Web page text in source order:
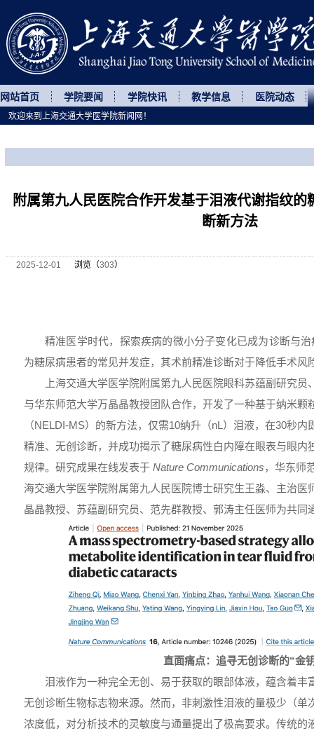
网站首页 学院要闻 学院快讯 教学信息 医院动态
附属第九人民医院合作开发基于泪液代谢指纹的
断新方法
2025-12-01 浏览（303）
精准医学时代，探索疾病的微小分子变化已成为诊断与
为糖尿病患者的常见并发症，其术前精准诊断对于降低手术风
上海交通大学医学院附属第九人民医院眼科苏蕴副研究
与华东师范大学万晶晶教授团队合作，开发了一种基于纳米颗
（NELDI-MS）的新方法，仅需10纳升（nL）泪液，在30秒
精准、无创诊断，并成功揭示了糖尿病性白内障在眼表与眼内
规律。研究成果在线发表于 Nature Communications，华东师
海交通大学医学院附属第九人民医院博士研究生王淼、主治医
晶晶教授、苏蕴副研究员、范先群教授、郭涛主任医师为共同
直面痛点：追寻无创诊断的“金
泪液作为一种完全无创、易于获取的眼部体液，蕴含着丰
无创诊断生物标志物来源。然而，非刺激性泪液的量极少（单
浓度低，对分析技术的灵敏度与通量提出了极高要求。传统的
欢迎来到上海交通大学医学院新闻网！